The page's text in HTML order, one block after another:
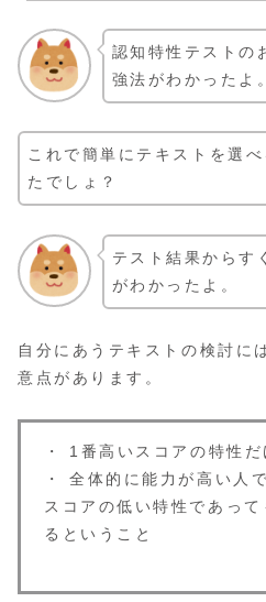
認知特性テストの
強法がわかったよ。
これで簡単にテキストを選
たでしょ？
テスト結果からす
がわかったよ。
自分にあうテキストの検討に
意点があります。
・ 1番高いスコアの特性
・ 全体的に能力が高い人
スコアの低い特性であっ
るということ